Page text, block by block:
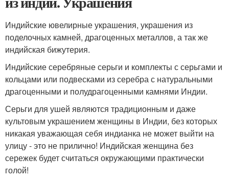
Индийские ювелирные украшения, украшения из
поделочных камней, драгоценных металлов, а так же
индийская бижутерия.
Индийские серебряные серьги и комплекты с серьгами и
кольцами или подвесками из серебра с натуральными
драгоценными и полудрагоценными камнями Индии.
Серьги для ушей являются традиционным и даже
культовым украшением женщины в Индии, без которых
никакая уважающая себя индианка не может выйти на
улицу - это не прилично! Индийская женщина без
сережек будет считаться окружающими практически
голой!